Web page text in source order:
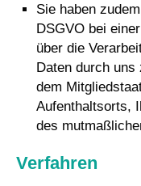
Sie haben
DSGVO bei einer
über die
Daten durch uns
dem
Aufenthaltsorts,
des
Verfahren